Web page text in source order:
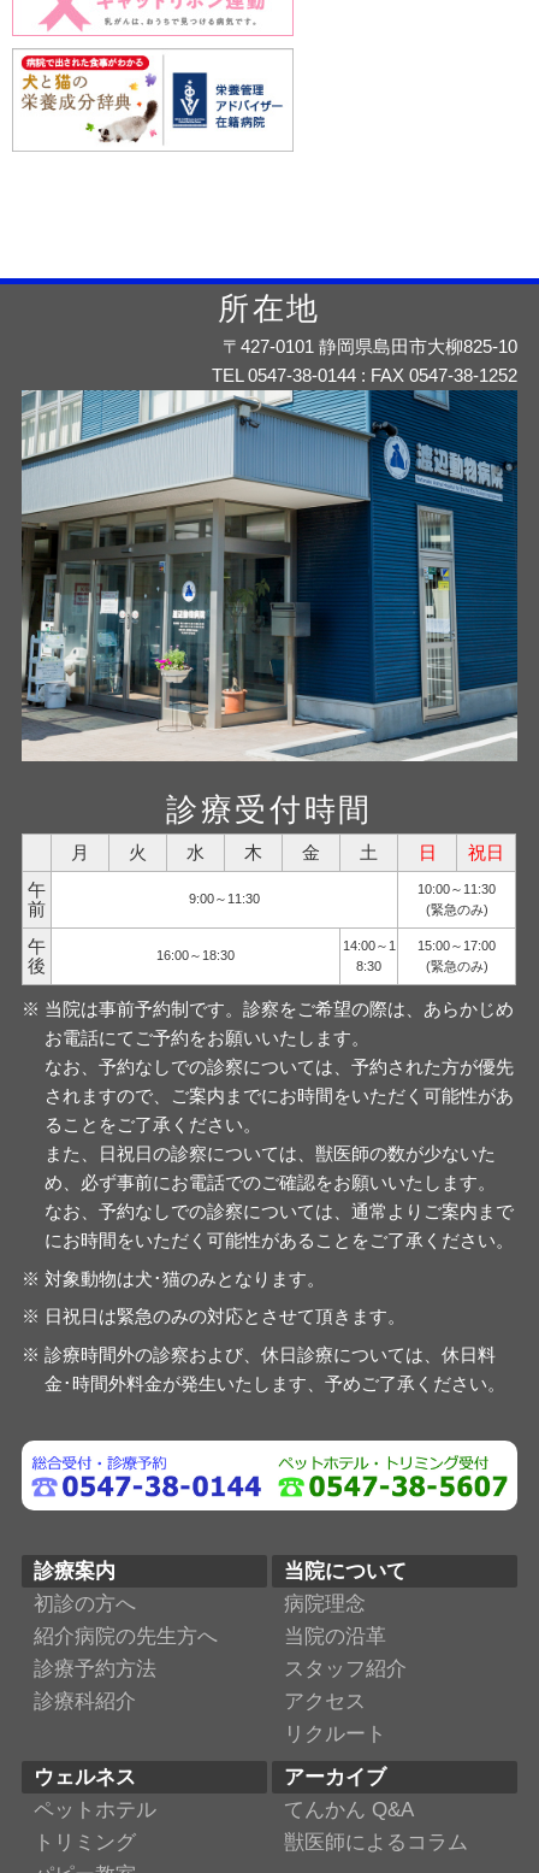
所在地
〒427-0101 静岡県島田市大柳825-10
TEL 0547-38-0144 : FAX 0547-38-1252
診療受付時間
月 火 水 木 金 土 日
祝日
午
前
9:00～11:30
10:00～11:30
(緊急のみ)
午
後
16:00～18:30
14:00～1
8:30
15:00～17:00
(緊急のみ)
当院は事前予約制です。診察をご希望の際は、あらかじめ
お電話にてご予約をお願いいたします。
なお、予約なしでの診察については、予約された方が優先
されますので、ご案内までにお時間をいただく可能性があ
ることをご了承ください。
また、日祝日の診察については、獣医師の数が少ないた
め、必ず事前にお電話でのご確認をお願いいたします。
なお、予約なしでの診察については、通常よりご案内まで
にお時間をいただく可能性があることをご了承ください。
対象動物は犬･猫のみとなります。
日祝日は緊急のみの対応とさせて頂きます。
診療時間外の診察および、休日診療については、休日料
金･時間外料金が発生いたします、予めご了承ください。
診療案内
初診の方へ
紹介病院の先生方へ
診療予約方法
診療科紹介
当院について
病院理念
当院の沿革
スタッフ紹介
アクセス
リクルート
ウェルネス
ペットホテル
トリミング
アーカイブ
てんかん Q&A
獣医師によるコラム